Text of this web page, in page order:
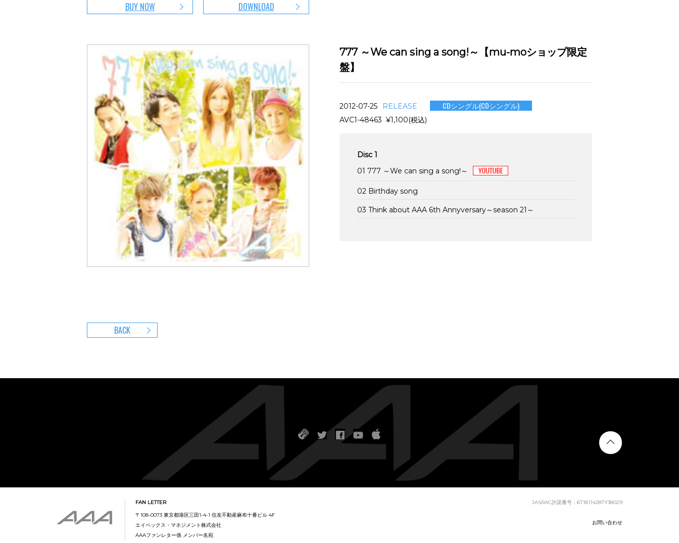
BUY NOW DOWNLOAD
777 ～We can sing a song!～【mu-moショップ限定
盤】
2012-07-25 RELEASE CDシングル(CDシングル)
AVC1-48463 ¥1,100(税込)
Disc 1
01 777 ～We can sing a song!～
02 Birthday song
03 Think about AAA 6th Annyversary～season 21～
BACK
FAN LETTER
〒108-0073 東京都港区三田1-4-1 住友不動産麻布十番ビル 4F
エイベックス・マネジメント株式会社
AAAファンレター係 メンバー名宛
JASRAC許諾番号：6718114287Y38029
お問い合わせ